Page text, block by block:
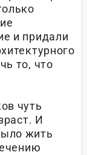
и придали
то, что
чуть
И
жить